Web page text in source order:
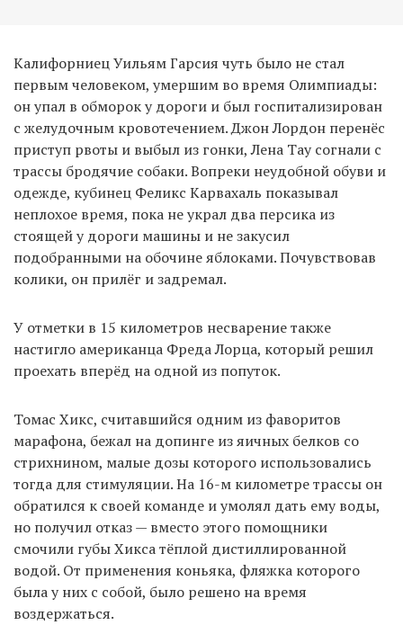
Калифорниец Уильям Гарсия чуть было не стал
первым человеком, умершим во время Олимпиады:
он упал в обморок у дороги и был госпитализирован
с желудочным кровотечением. Джон Лордон перенёс
приступ рвоты и выбыл из гонки, Лена Тау согнали с
трассы бродячие собаки. Вопреки неудобной обуви и
одежде, кубинец Феликс Карвахаль показывал
неплохое время, пока не украл два персика из
стоящей у дороги машины и не закусил
подобранными на обочине яблоками. Почувствовав
колики, он прилёг и задремал.
У отметки в 15 километров несварение также
настигло американца Фреда Лорца, который решил
проехать вперёд на одной из попуток.
Томас Хикс, считавшийся одним из фаворитов
марафона, бежал на допинге из яичных белков со
стрихнином, малые дозы которого использовались
тогда для стимуляции. На 16-м километре трассы он
обратился к своей команде и умолял дать ему воды,
но получил отказ — вместо этого помощники
смочили губы Хикса тёплой дистиллированной
водой. От применения коньяка, фляжка которого
была у них с собой, было решено на время
воздержаться.